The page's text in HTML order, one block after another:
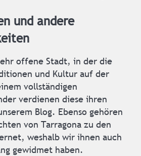
und andere
offene Stadt, in der die
und Kultur auf der
vollständigen
verdienen diese ihren
Blog. Ebenso gehören
von Tarragona zu den
weshalb wir ihnen auch
gewidmet haben.